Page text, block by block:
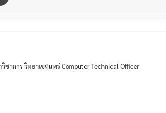
าการ วิทยาเขตแพร่ Computer Technical Officer